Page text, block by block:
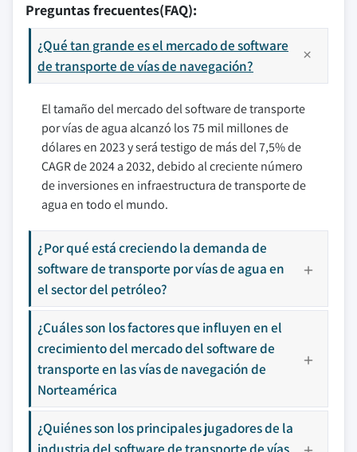
Preguntas frecuentes(FAQ):
¿Qué tan grande es el mercado de software
de transporte de vías de navegación?
El tamaño del mercado del software de transporte
por vías de agua alcanzó los 75 mil millones de
dólares en 2023 y será testigo de más del 7,5% de
CAGR de 2024 a 2032, debido al creciente número
de inversiones en infraestructura de transporte de
agua en todo el mundo.
¿Por qué está creciendo la demanda de
software de transporte por vías de agua en
el sector del petróleo?
¿Cuáles son los factores que influyen en el
crecimiento del mercado del software de
transporte en las vías de navegación de
Norteamérica
¿Quiénes son los principales jugadores de la